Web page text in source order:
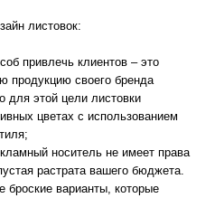
листовок:
привлечь клиентов – это
продукцию своего бренда
этой цели листовки
цветах с использованием
носитель не имеет права
растрата вашего бюджета.
варианты, которые